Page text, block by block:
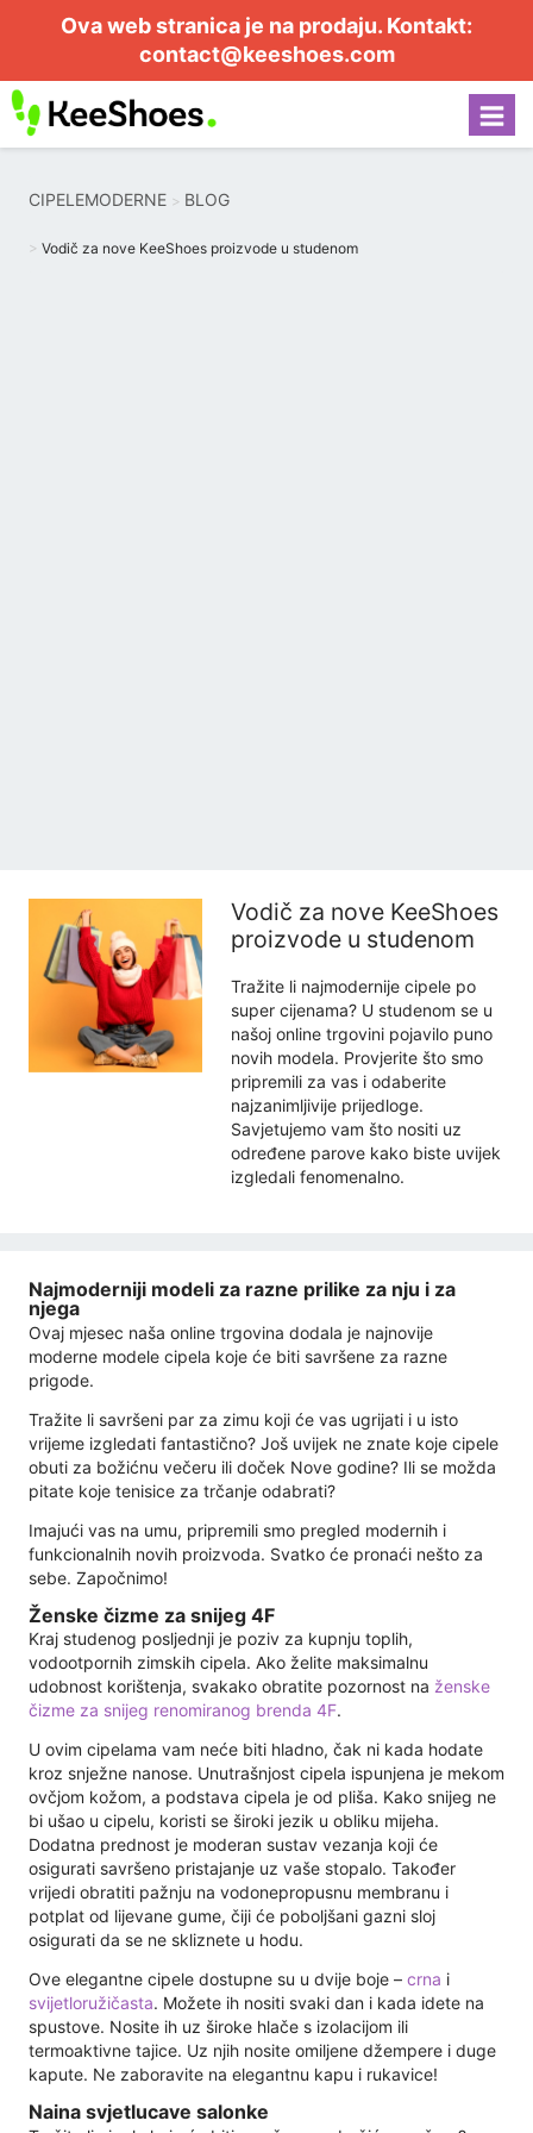
Ova web stranica je na prodaju. Kontakt:
contact@keeshoes.com
CIPELEMODERNE BLOG
Vodič za nove KeeShoes proizvode u studenom
Vodič za nove KeeShoes
proizvode u studenom
Tražite li najmodernije cipele po
super cijenama? U studenom se u
našoj online trgovini pojavilo puno
novih modela. Provjerite što smo
pripremili za vas i odaberite
najzanimljivije prijedloge.
Savjetujemo vam što nositi uz
određene parove kako biste uvijek
izgledali fenomenalno.
Najmoderniji modeli za razne prilike za nju i za
njega
Ovaj mjesec naša online trgovina dodala je najnovije
moderne modele cipela koje će biti savršene za razne
prigode.
Tražite li savršeni par za zimu koji će vas ugrijati i u isto
vrijeme izgledati fantastično? Još uvijek ne znate koje cipele
obuti za božićnu večeru ili doček Nove godine? Ili se možda
pitate koje tenisice za trčanje odabrati?
Imajući vas na umu, pripremili smo pregled modernih i
funkcionalnih novih proizvoda. Svatko će pronaći nešto za
sebe. Započnimo!
Ženske čizme za snijeg 4F
Kraj studenog posljednji je poziv za kupnju toplih,
vodootpornih zimskih cipela. Ako želite maksimalnu
udobnost korištenja, svakako obratite pozornost na ženske
čizme za snijeg renomiranog brenda 4F.
U ovim cipelama vam neće biti hladno, čak ni kada hodate
kroz snježne nanose. Unutrašnjost cipela ispunjena je mekom
ovčjom kožom, a podstava cipela je od pliša. Kako snijeg ne
bi ušao u cipelu, koristi se široki jezik u obliku mijeha.
Dodatna prednost je moderan sustav vezanja koji će
osigurati savršeno pristajanje uz vaše stopalo. Također
vrijedi obratiti pažnju na vodonepropusnu membranu i
potplat od lijevane gume, čiji će poboljšani gazni sloj
osigurati da se ne skliznete u hodu.
Ove elegantne cipele dostupne su u dvije boje – crna i
svijetloružičasta. Možete ih nositi svaki dan i kada idete na
spustove. Nosite ih uz široke hlače s izolacijom ili
termoaktivne tajice. Uz njih nosite omiljene džempere i duge
kapute. Ne zaboravite na elegantnu kapu i rukavice!
Naina svjetlucave salonke